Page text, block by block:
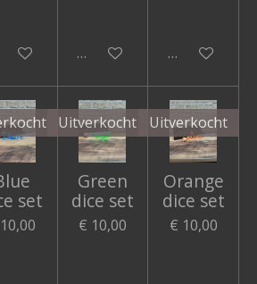
Bekijk details In
set
Uitverkocht
Green
dice set
€ 10,00
Uitverkocht
Orange
dice set
€ 10,00